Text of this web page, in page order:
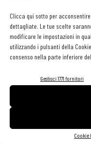
Clicca qui sotto per
dettagliate. Le tue scelte
modificare le impostazioni in
utilizzando i pulsanti della
consenso nella parte inferiore
Gestisci 1771 fornitori
Cookie
5Sarah Ciccolini- Santo
6Andrea Larossa-
-
(Mi)
Alessandro Miocchie